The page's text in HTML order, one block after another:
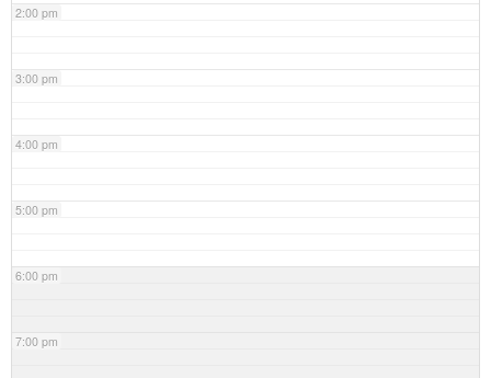
2:00 pm
3:00 pm
4:00 pm
5:00 pm
6:00 pm
7:00 pm